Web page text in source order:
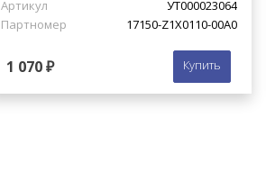
Артикул
УТ000023064
Партномер
17150-Z1X0110-00A0
1 070 ₽ Купить